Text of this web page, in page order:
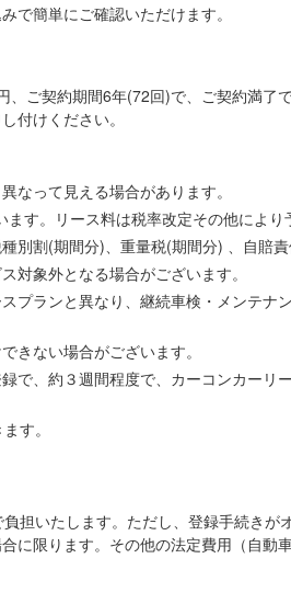
で簡単にご確認いただけます。
ご契約期間6年(72回)で、ご契約満
付けください。
なって見える場合があります。
す。リース料は税率改定その他により
別割(期間分)、重量税(期間分) 、自賠
対象外となる場合がございます。
プランと異なり、継続車検・メンテ
きない場合がございます。
で、約３週間程度で、カーコンカーリ
す。
担いたします。ただし、登録手続き
に限ります。その他の法定費用（自